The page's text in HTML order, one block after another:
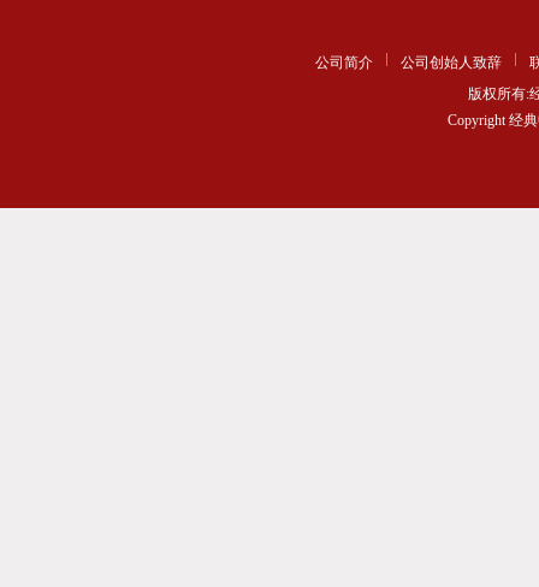
公司简介 公司创始人致辞
版权所有:
Copyright 经